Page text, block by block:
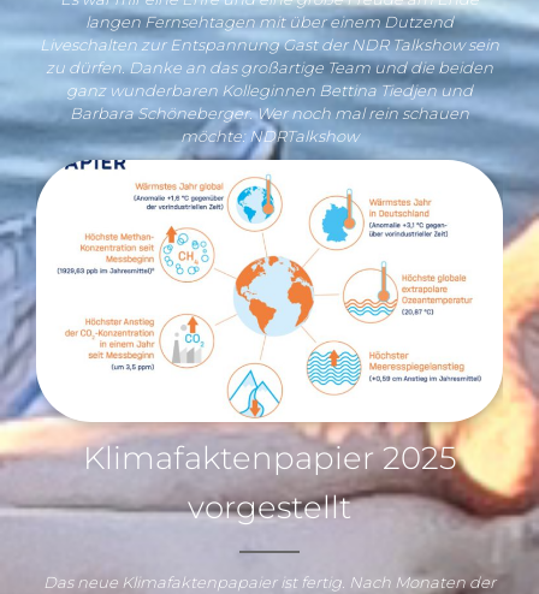
langen Fernsehtagen mit über einem Dutzend
Liveschalten zur Entspannung Gast der NDR Talkshow sein
zu dürfen. Danke an das großartige Team und die beiden
ganz wunderbaren Kolleginnen Bettina Tiedjen und
Barbara Schöneberger. Wer noch mal rein schauen
möchte: NDRTalkshow
Klimafaktenpapier 2025
vorgestellt
Das neue Klimafaktenpapaier ist fertig. Nach Monaten der